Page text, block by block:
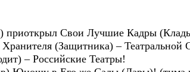
приоткрыл Свои Лучшие Кадры
Хранителя (Защитника) – Театральной
– Российские Театры!